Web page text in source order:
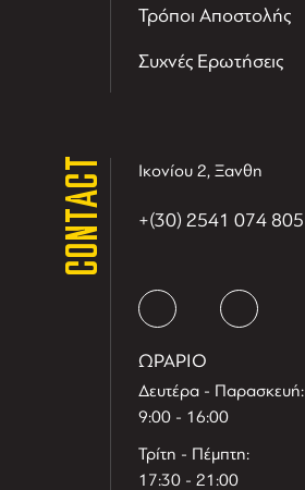
Τρόποι Αποστολής
Συχνές Ερωτήσεις
CONTACT Ικονίου 2, Ξανθη
+(30) 2541 074 805
ΩΡΑΡΙΟ
Δευτέρα - Παρασκευή:
9:00 - 16:00
Τρίτη - Πέμπτη:
17:30 - 21:00